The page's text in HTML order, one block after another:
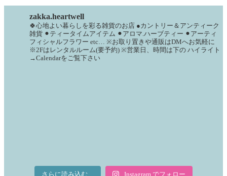
zakka.heartwell
🍀心地よい暮らしを彩る雑貨のお店 ●カントリー＆アンティーク
雑貨 ⚫︎ティータイムアイテム ⚫︎アロマ.ハーブティー ⚫︎アーティ
フィシャルフラワー etc… ※お取り置きや通販はDMへお気軽に
※2Fはレンタルルーム(要予約) ※営業日、時間は下の ハイライト
→Calendarをご覧下さい
さらに読み込む... Instagram でフォロー